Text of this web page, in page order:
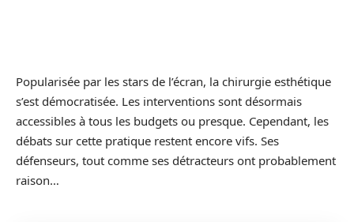
Popularisée par les stars de l’écran, la chirurgie esthétique
s’est démocratisée. Les interventions sont désormais
accessibles à tous les budgets ou presque. Cependant, les
débats sur cette pratique restent encore vifs. Ses
défenseurs, tout comme ses détracteurs ont probablement
raison…